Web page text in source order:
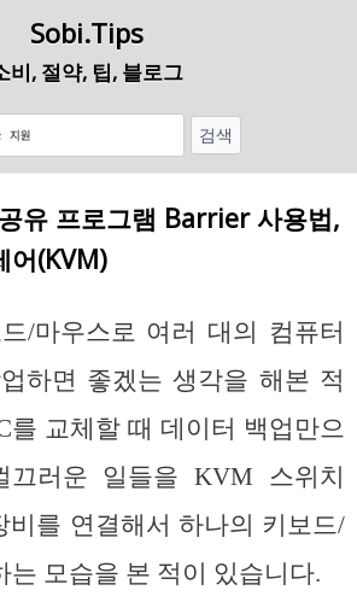
Sobi.Tips
비, 절약, 팁, 블로그
유 프로그램 Barrier 사용법,
어(KVM)
/마우스로 여러 대의 컴퓨터
하면 좋겠는 생각을 해본 적
를 교체할 때 데이터 백업만으
끄러운 일들을 KVM 스위치
비를 연결해서 하나의 키보드/
는 모습을 본 적이 있습니다.